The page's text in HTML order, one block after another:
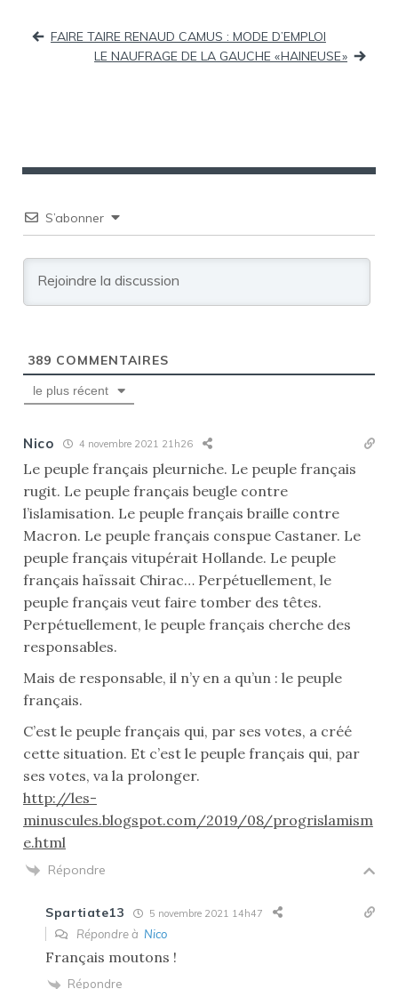
Navigation
FAIRE TAIRE RENAUD CAMUS : MODE D’EMPLOI
LE NAUFRAGE DE LA GAUCHE « HAINEUSE »
S’abonner
389 COMMENTAIRES
le plus récent
Nico 4 novembre 2021 21h26
Le peuple français pleurniche. Le peuple français
rugit. Le peuple français beugle contre
l’islamisation. Le peuple français braille contre
Macron. Le peuple français conspue Castaner. Le
peuple français vitupérait Hollande. Le peuple
français haïssait Chirac… Perpétuellement, le
peuple français veut faire tomber des têtes.
Perpétuellement, le peuple français cherche des
responsables.
Mais de responsable, il n’y en a qu’un : le peuple
français.
C’est le peuple français qui, par ses votes, a créé
cette situation. Et c’est le peuple français qui, par
ses votes, va la prolonger.
http://les-
minuscules.blogspot.com/2019/08/progrislamism
e.html
Répondre
Spartiate13 5 novembre 2021 14h47
Répondre à Nico
Français moutons !
Répondre